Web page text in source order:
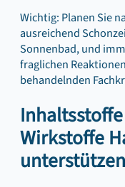
Wichtig: Planen Sie
ausreichend
Sonnenbad, und
fraglichen
behandelnden
Wirkstoffe
unterstützen